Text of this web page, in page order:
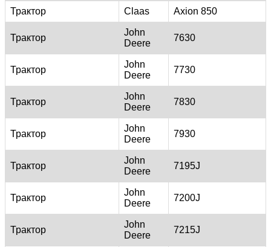
Трактор Claas Axion 850
Трактор
John
Deere
7630
Трактор
John
Deere
7730
Трактор
John
Deere
7830
Трактор
John
Deere
7930
Трактор
John
Deere
7195J
Трактор
John
Deere
7200J
Трактор
John
Deere
7215J